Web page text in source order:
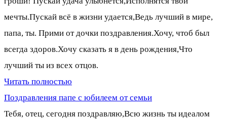
мечты.Пускай всё в жизни удается,Ведь лучший в мире,
папа, ты. Прими от дочки поздравления.Хочу, чтоб был
всегда здоров.Хочу сказать я в день рождения,Что
лучший ты из всех отцов.
Читать полностью
Поздравления папе с юбилеем от семьи
Тебя, отец, сегодня поздравляю,Всю жизнь ты идеалом